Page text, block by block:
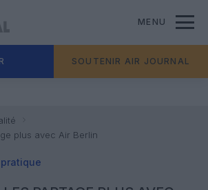
MENU
SOUTENIR AIR JOURNAL
plus avec Air Berlin